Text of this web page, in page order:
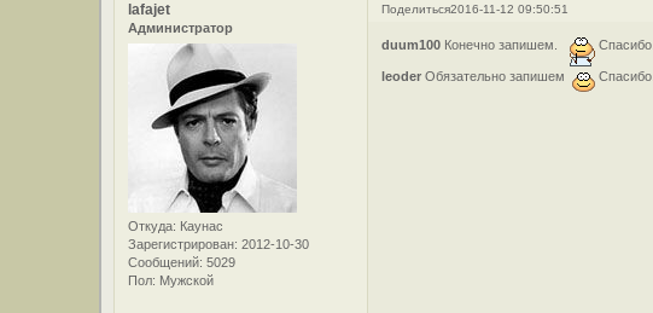
Поделиться2016-11-12 09:50:51
lafajet
Администратор
Откуда: Каунас
Зарегистрирован: 2012-10-30
Сообщений: 5029
Пол: Мужской
duum100 Конечно запишем. Спасибо.
leoder Обязательно запишем Спасибо.